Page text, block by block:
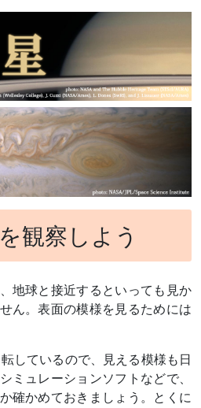
観察しよう
地球と接近するといっても見か
ん。表面の模様を見るためには
しているので、見える模様も日
ミュレーションソフトなどで、
確かめておきましょう。とくに